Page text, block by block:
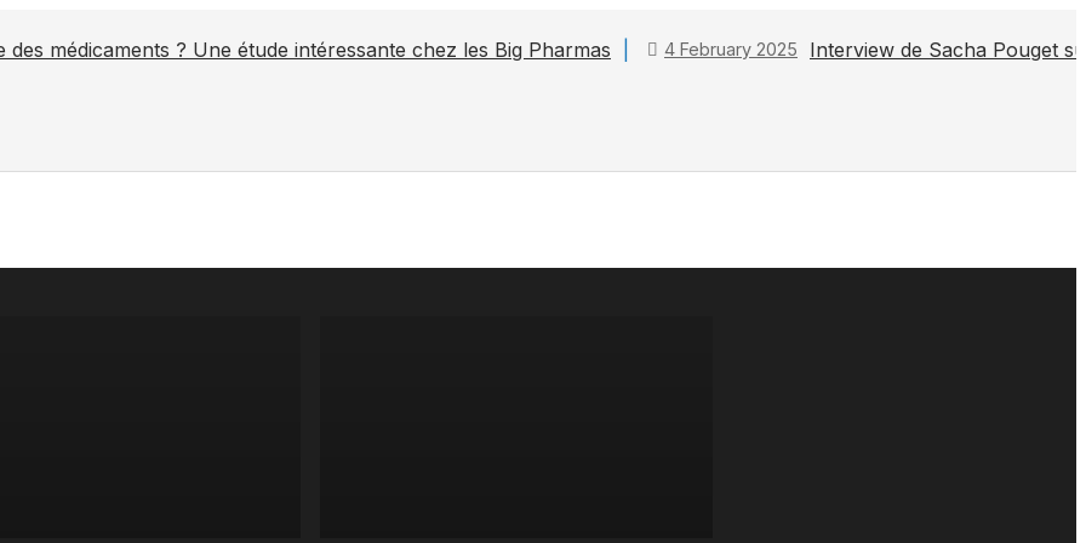
des médicaments ? Une étude intéressante chez les Big Pharmas 4 February 2025 Interview de Sacha Pouget